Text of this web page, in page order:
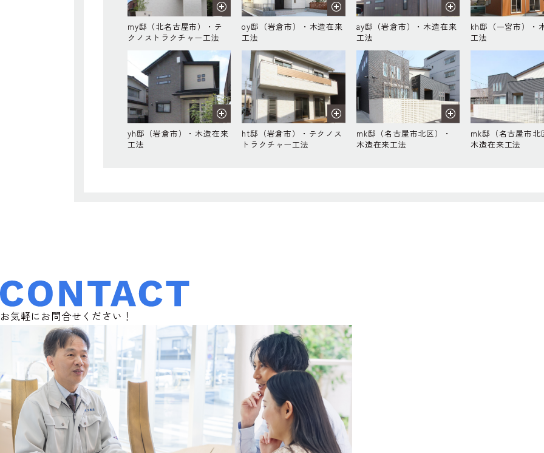
my邸（北名古屋市）・テ
クノストラクチャー工法
oy邸（岩倉市）・木造在来
工法
ay邸（岩倉市）・木造在来
工法
kh邸（一宮市）・
工法
yh邸（岩倉市）・木造在来
工法
ht邸（岩倉市）・テクノス
トラクチャー工法
mk邸（名古屋市北区）・
木造在来工法
mk邸（名古屋市北
木造在来工法
お気軽にお問合せください！